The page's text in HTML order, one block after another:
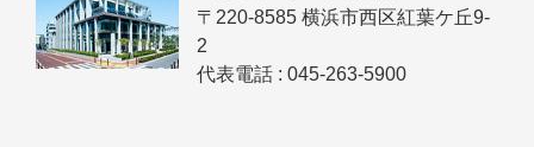
〒220-8585 横浜市西区紅葉ケ丘9-
2
代表電話 : 045-263-5900